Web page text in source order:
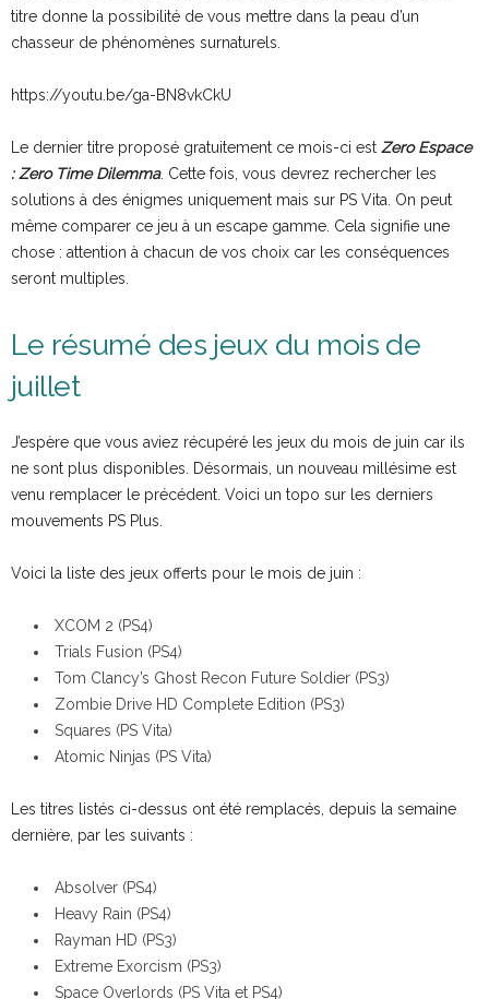
titre donne la possibilité de vous mettre dans la peau d’un
chasseur de phénomènes surnaturels.
https://youtu.be/ga-BN8vkCkU
Le dernier titre proposé gratuitement ce mois-ci est Zero Espace
: Zero Time Dilemma. Cette fois, vous devrez rechercher les
solutions à des énigmes uniquement mais sur PS Vita. On peut
même comparer ce jeu à un escape gamme. Cela signifie une
chose : attention à chacun de vos choix car les conséquences
seront multiples.
Le résumé des jeux du mois de
juillet
J’espère que vous aviez récupéré les jeux du mois de juin car ils
ne sont plus disponibles. Désormais, un nouveau millésime est
venu remplacer le précédent. Voici un topo sur les derniers
mouvements PS Plus.
Voici la liste des jeux offerts pour le mois de juin :
XCOM 2 (PS4)
Trials Fusion (PS4)
Tom Clancy’s Ghost Recon Future Soldier (PS3)
Zombie Drive HD Complete Edition (PS3)
Squares (PS Vita)
Atomic Ninjas (PS Vita)
Les titres listés ci-dessus ont été remplacés, depuis la semaine
dernière, par les suivants :
Absolver (PS4)
Heavy Rain (PS4)
Rayman HD (PS3)
Extreme Exorcism (PS3)
Space Overlords (PS Vita et PS4)